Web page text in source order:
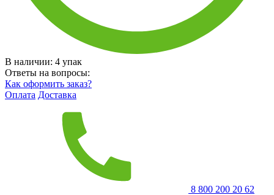
В наличии: 4 упак
Ответы на вопросы:
Как оформить заказ?
Оплата Доставка
8 800 200 20 62